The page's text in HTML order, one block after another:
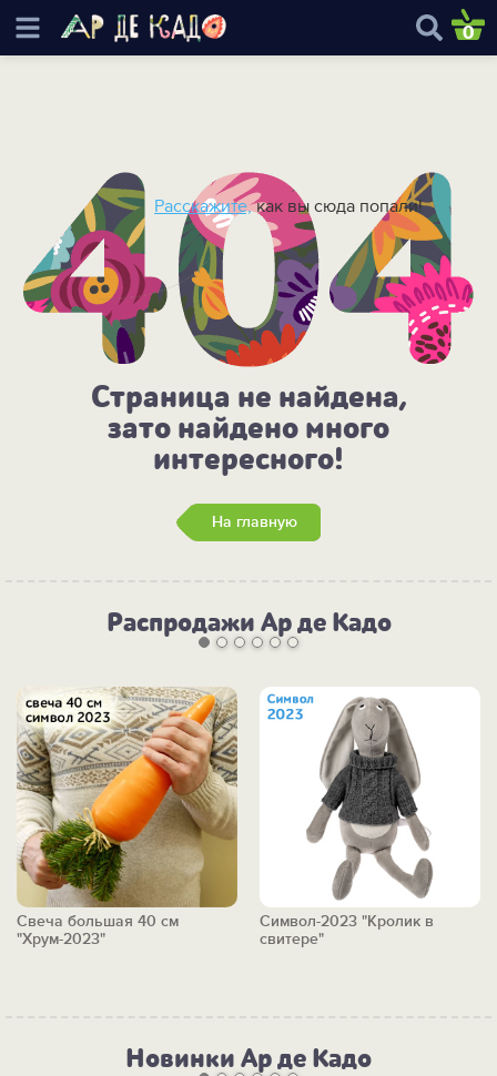
0
Страница не найдена,
зато найдено много
интересного!
На главную
Расскажите,как вы сюда попали!
Распродажи Ар де Кадо
Свеча большая 40 см
"Хрум-2023"
Символ-2023 "Кролик в
свитере"
Новинки Ар де Кадо